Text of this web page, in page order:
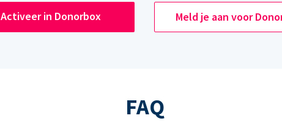
Activeer in Donorbox Meld je aan voor
FAQ